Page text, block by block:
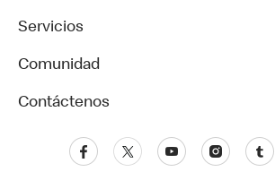
Servicios
Comunidad
Contáctenos